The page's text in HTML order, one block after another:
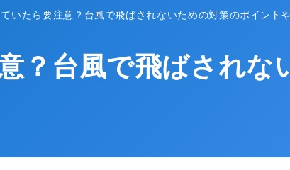
いたら要注意？台風で飛ばされないための対策のポイントや
？台風で飛ばされな